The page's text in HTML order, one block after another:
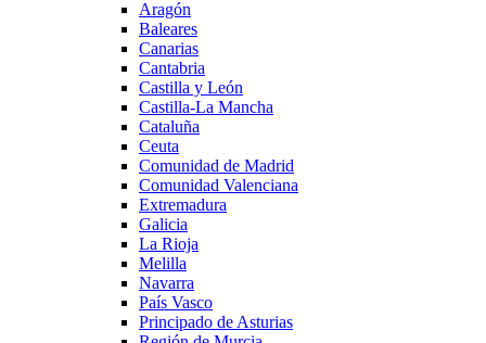
Aragón
Baleares
Canarias
Cantabria
Castilla y León
Castilla-La Mancha
Cataluña
Ceuta
Comunidad de Madrid
Comunidad Valenciana
Extremadura
Galicia
La Rioja
Melilla
Navarra
País Vasco
Principado de Asturias